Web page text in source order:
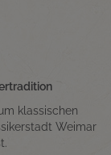
klassischen
Weimar